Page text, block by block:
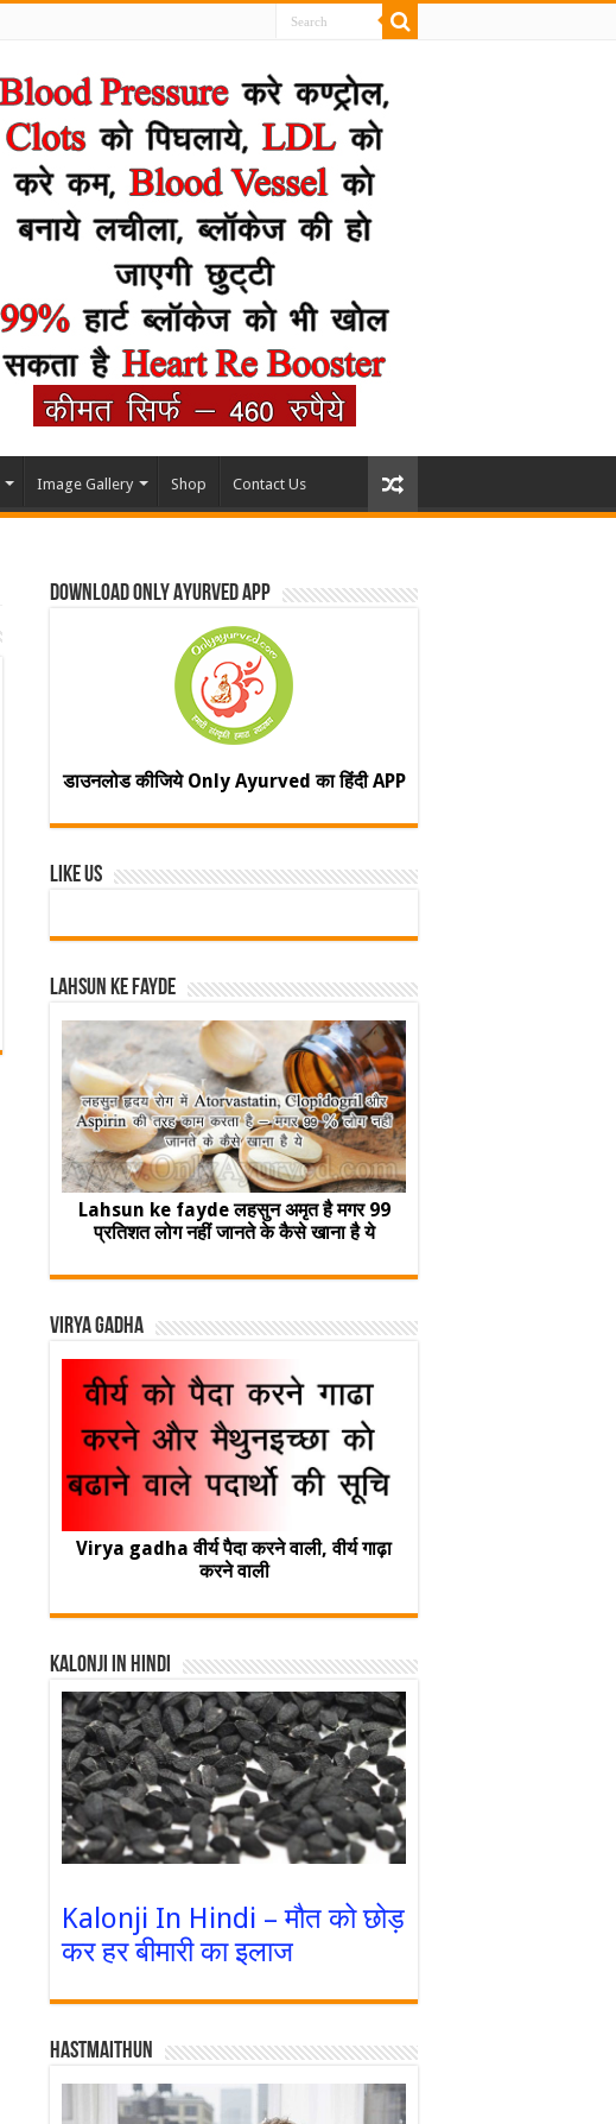
Image Gallery Shop Contact Us
Download Only Ayurved App
डाउनलोड कीजिये Only Ayurved का हिंदी APP
Like Us
Lahsun ke fayde
Lahsun ke fayde लहसुन अमृत है मगर 99
प्रतिशत लोग नहीं जानते के कैसे खाना है ये
Virya Gadha
Virya gadha वीर्य पैदा करने वाली, वीर्य गाढ़ा
करने वाली
Kalonji In Hindi
Kalonji In Hindi – मौत को छोड़
कर हर बीमारी का इलाज
Hastmaithun